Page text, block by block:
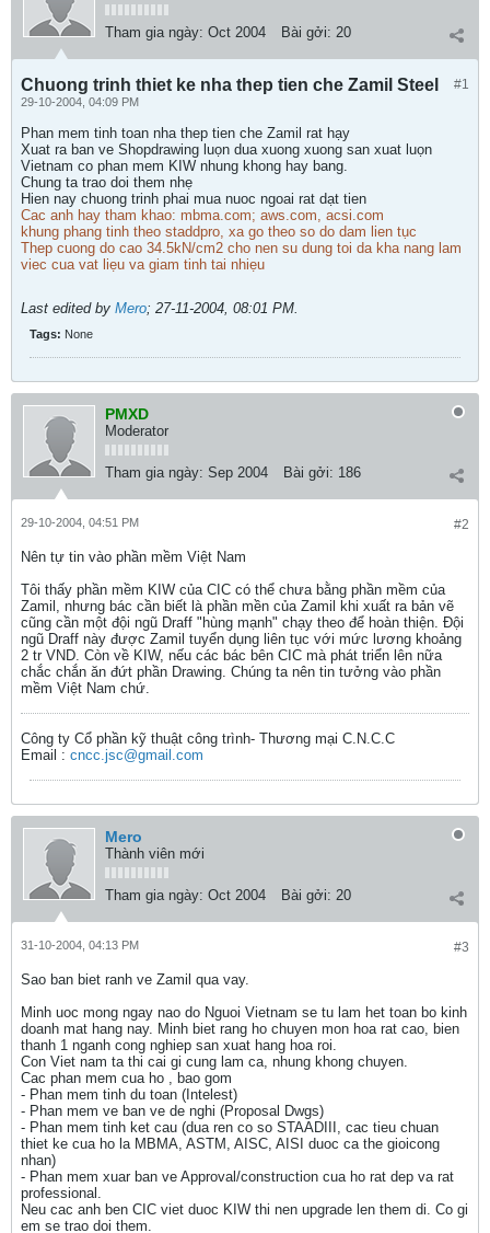
Tham gia ngày: Oct 2004 Bài gởi: 20
#1
Chuong trinh thiet ke nha thep tien che Zamil Steel
29-10-2004, 04:09 PM
Phan mem tinh toan nha thep tien che Zamil rat hạy
Xuat ra ban ve Shopdrawing luọn dua xuong xuong san xuat luọn
Vietnam co phan mem KIW nhung khong hay bang.
Chung ta trao doi them nhẹ
Hien nay chuong trinh phai mua nuoc ngoai rat dạt tien
Cac anh hay tham khao: mbma.com; aws.com, acsi.com
khung phang tinh theo staddpro, xa go theo so do dam lien tục
Thep cuong do cao 34.5kN/cm2 cho nen su dung toi da kha nang lam
viec cua vat liẹu va giam tinh tai nhiẹu
Last edited by Mero; 27-11-2004, 08:01 PM.
Tags: None
PMXD
Moderator
Tham gia ngày: Sep 2004 Bài gởi: 186
#2
29-10-2004, 04:51 PM
Nên tự tin vào phần mềm Việt Nam
Tôi thấy phần mềm KIW của CIC có thể chưa bằng phần mềm của
Zamil, nhưng bác cần biết là phần mền của Zamil khi xuất ra bản vẽ
cũng cần một đội ngũ Draff "hùng mạnh" chạy theo để hoàn thiện. Đội
ngũ Draff này được Zamil tuyển dụng liên tục với mức lương khoảng
2 tr VND. Còn về KIW, nếu các bác bên CIC mà phát triển lên nữa
chắc chắn ăn đứt phần Drawing. Chúng ta nên tin tưởng vào phần
mềm Việt Nam chứ.
Công ty Cổ phần kỹ thuật công trình- Thương mại C.N.C.C
Email : cncc.jsc@gmail.com
Mero
Thành viên mới
Tham gia ngày: Oct 2004 Bài gởi: 20
#3
31-10-2004, 04:13 PM
Sao ban biet ranh ve Zamil qua vay.
Minh uoc mong ngay nao do Nguoi Vietnam se tu lam het toan bo kinh
doanh mat hang nay. Minh biet rang ho chuyen mon hoa rat cao, bien
thanh 1 nganh cong nghiep san xuat hang hoa roi.
Con Viet nam ta thi cai gi cung lam ca, nhung khong chuyen.
Cac phan mem cua ho , bao gom
- Phan mem tinh du toan (Intelest)
- Phan mem ve ban ve de nghi (Proposal Dwgs)
- Phan mem tinh ket cau (dua ren co so STAADIII, cac tieu chuan
thiet ke cua ho la MBMA, ASTM, AISC, AISI duoc ca the gioicong
nhan)
- Phan mem xuar ban ve Approval/construction cua ho rat dep va rat
professional.
Neu cac anh ben CIC viet duoc KIW thi nen upgrade len them di. Co gi
em se trao doi them.